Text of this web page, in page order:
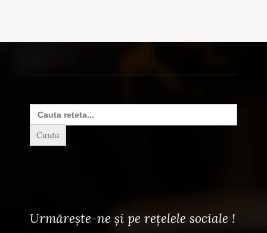
Search
for:
Urmărește-ne și pe rețelele sociale !